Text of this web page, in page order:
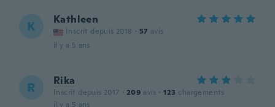
K Kathleen
Inscrit depuis 2018 · 57 avis
il y a 5 ans
R Rika
Inscrit depuis 2017 · 209 avis · 123 chargements
il y a 5 ans